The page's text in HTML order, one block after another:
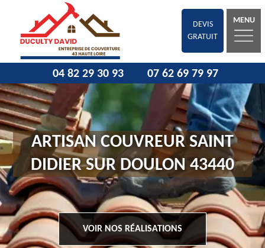
DEVIS
GRATUIT
MENU
04 82 29 30 93 07 62 69 79 97
ARTISAN COUVREUR SAINT
DIDIER SUR DOULON 43440
VOIR NOS RÉALISATIONS